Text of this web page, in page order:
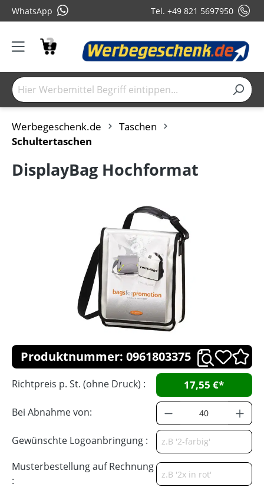
WhatsApp Tel. +49 821 5697950
Werbegeschenk.de
Taschen
Schultertaschen
DisplayBag Hochformat
Produktnummer: 0961803375
Richtpreis p. St. (ohne Druck) : 17,55 €*
Bei Abnahme von:
Gewünschte Logoanbringung :
Musterbestellung auf Rechnung
: